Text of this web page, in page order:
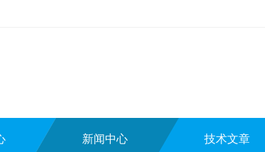
新闻中心 技术文章